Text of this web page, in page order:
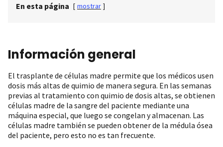
En esta página [ mostrar ]
Información general
El trasplante de células madre permite que los médicos usen
dosis más altas de quimio de manera segura. En las semanas
previas al tratamiento con quimio de dosis altas, se obtienen
células madre de la sangre del paciente mediante una
máquina especial, que luego se congelan y almacenan. Las
células madre también se pueden obtener de la médula ósea
del paciente, pero esto no es tan frecuente.